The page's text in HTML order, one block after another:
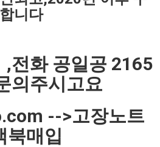
니다
전화 공일공 2165
의주시고요
-->고장노트
북매입